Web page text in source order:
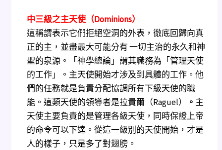
中三級之主天使（Dom​​inions）
這稱謂表示它們拒絕空洞的外表，徹底回歸向真
正的主，並盡最大可能分有 一切主治的永久和神
聖的泉源。「神學總論」謂其職務為「管理天使
的工作」。主天使開始才涉及到具體的工作。他
們的任務就是負責分配協調所有下級天使的職
能。這類天使的領導者是拉貴爾（Raguel）
。 主
天使主要負責的是管理各級天使，同時保證上帝
的命令可以下達。從這一級別的天使開始，才是
人的樣子，只是多了對翅膀。